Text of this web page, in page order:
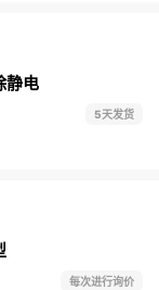
静电
5天发货
每次进行询价